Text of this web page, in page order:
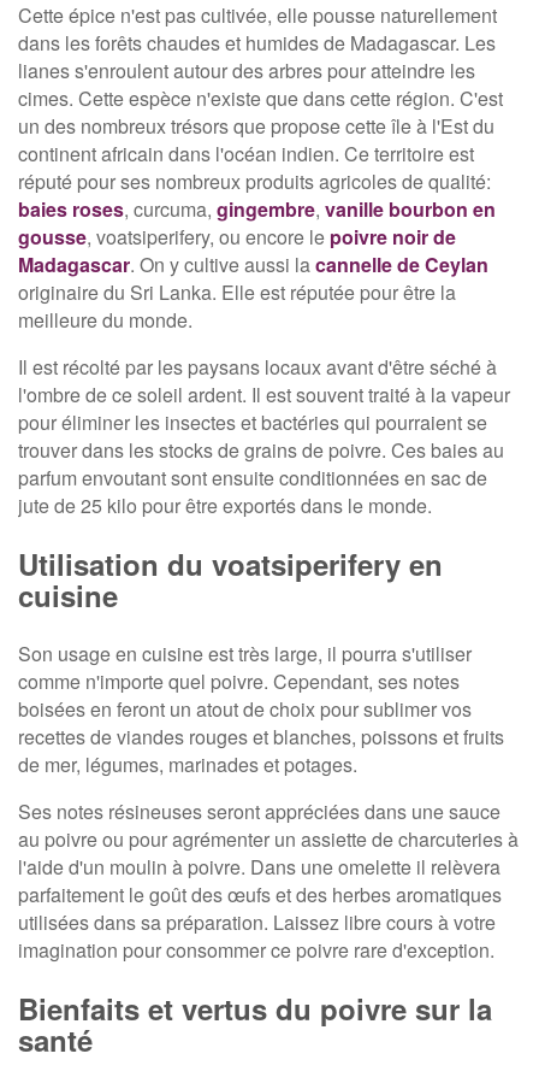
Cette épice n'est pas cultivée, elle pousse naturellement
dans les forêts chaudes et humides de Madagascar. Les
lianes s'enroulent autour des arbres pour atteindre les
cimes. Cette espèce n'existe que dans cette région. C'est
un des nombreux trésors que propose cette île à l'Est du
continent africain dans l'océan indien. Ce territoire est
réputé pour ses nombreux produits agricoles de qualité:
baies roses, curcuma, gingembre, vanille bourbon en
gousse, voatsiperifery, ou encore le poivre noir de
Madagascar. On y cultive aussi lacannelle de Ceylan
originaire du Sri Lanka. Elle est réputée pour être la
meilleure du monde.
Il est récolté par les paysans locaux avant d'être séché à
l'ombre de ce soleil ardent. Il est souvent traité à la vapeur
pour éliminer les insectes et bactéries qui pourraient se
trouver dans les stocks de grains de poivre. Ces baies au
parfum envoutant sont ensuite conditionnées en sac de
jute de 25 kilo pour être exportés dans le monde.
Utilisation du voatsiperifery en
cuisine
Son usage en cuisine est très large, il pourra s'utiliser
comme n'importe quel poivre. Cependant, ses notes
boisées en feront un atout de choix pour sublimer vos
recettes de viandes rouges et blanches, poissons et fruits
de mer, légumes, marinades et potages.
Ses notes résineuses seront appréciées dans une sauce
au poivre ou pour agrémenter un assiette de charcuteries à
l'aide d'un moulin à poivre. Dans une omelette il relèvera
parfaitement le goût des œufs et des herbes aromatiques
utilisées dans sa préparation. Laissez libre cours à votre
imagination pour consommer ce poivre rare d'exception.
Bienfaits et vertus du poivre sur la
santé